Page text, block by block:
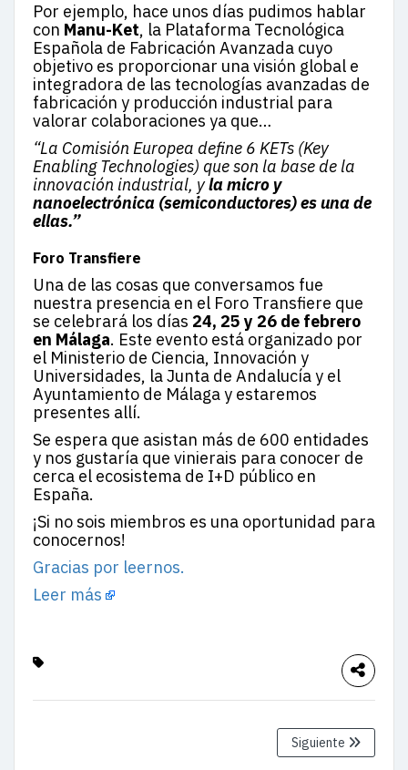
Por ejemplo, hace unos días pudimos hablar
con Manu-Ket, la Plataforma Tecnológica
Española de Fabricación Avanzada cuyo
objetivo es proporcionar una visión global e
integradora de las tecnologías avanzadas de
fabricación y producción industrial para
valorar colaboraciones ya que…
“La Comisión Europea define 6 KETs (Key
Enabling Technologies) que son la base de la
innovación industrial, yla micro y
nanoelectrónica (semiconductores) es una de
ellas.”
Foro Transfiere
Una de las cosas que conversamos fue
nuestra presencia en el Foro Transfiere que
se celebrará los días 24, 25 y 26 de febrero
en Málaga. Este evento está organizado por
el Ministerio de Ciencia, Innovación y
Universidades, la Junta de Andalucía y el
Ayuntamiento de Málaga y estaremos
presentes allí.
Se espera que asistan más de 600 entidades
y nos gustaría que vinierais para conocer de
cerca el ecosistema de I+D público en
España.
¡Si no sois miembros es una oportunidad para
conocernos!
Gracias por leernos.
Leer más
Siguiente